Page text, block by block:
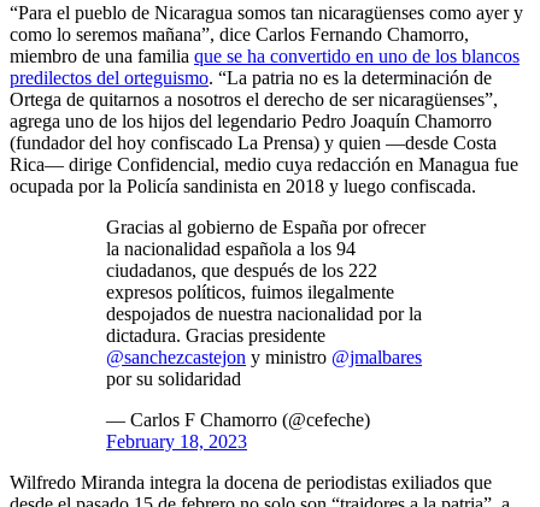
“Para el pueblo de Nicaragua somos tan nicaragüenses como ayer y
como lo seremos mañana”, dice Carlos Fernando Chamorro,
miembro de una familia que se ha convertido en uno de los blancos
predilectos del orteguismo. “La patria no es la determinación de
Ortega de quitarnos a nosotros el derecho de ser nicaragüenses”,
agrega uno de los hijos del legendario Pedro Joaquín Chamorro
(fundador del hoy confiscado La Prensa) y quien —desde Costa
Rica— dirige Confidencial, medio cuya redacción en Managua fue
ocupada por la Policía sandinista en 2018 y luego confiscada.
Gracias al gobierno de España por ofrecer
la nacionalidad española a los 94
ciudadanos, que después de los 222
expresos políticos, fuimos ilegalmente
despojados de nuestra nacionalidad por la
dictadura. Gracias presidente
@sanchezcastejon y ministro @jmalbares
por su solidaridad
— Carlos F Chamorro (@cefeche)
February 18, 2023
Wilfredo Miranda integra la docena de periodistas exiliados que